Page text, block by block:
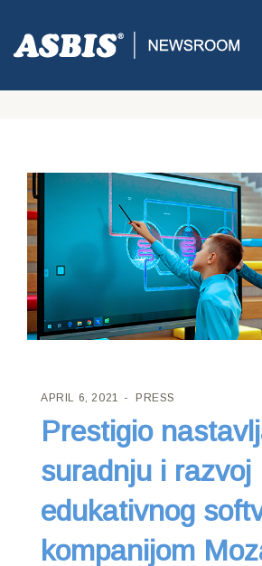
ASBIS CROATIA>PRESS> PRESTIGIO
RAZVOJ EDUKATIVNOG SOFTVERA SA
APRIL 6, 2021 PRESS
Prestigio
suradnju i razvoj
edukativnog
kompanijom